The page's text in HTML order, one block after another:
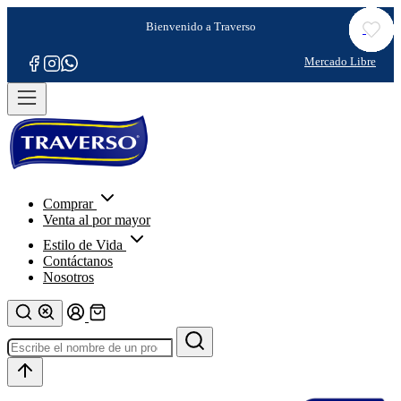
Comprar
Venta al por mayor
Estilo de Vida
Contáctanos
Nosotros